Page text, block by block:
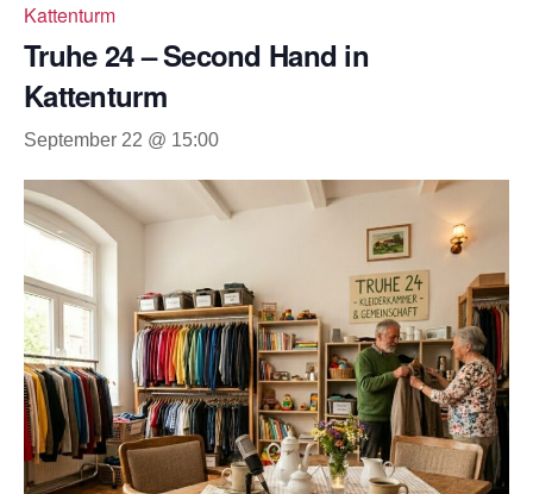
Kattenturm
Truhe 24 – Second Hand in
Kattenturm
September 22 @ 15:00